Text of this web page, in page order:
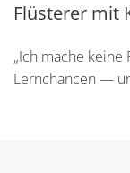
Flüsterer mit
„Ich mache
Lernchancen —